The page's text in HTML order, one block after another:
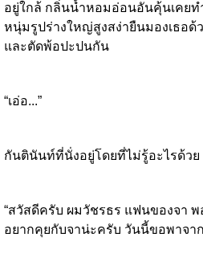
อยู่ใกล้ กลิ่นน้ำหอมอ่อนอันคุ้นเคยท
หนุ่มรูปร่างใหญ่สูงสง่ายืนมองเธอด้
และตัดพ้อปะปนกัน
“เอ่อ...”
กันตินันท์ที่นั่งอยู่โดยที่ไม่รู้อะไรด้วย
“สวัสดีครับ ผมวัชรธร แฟนของจา
อยากคุยกับจาน่ะครับ วันนี้ขอพาจา